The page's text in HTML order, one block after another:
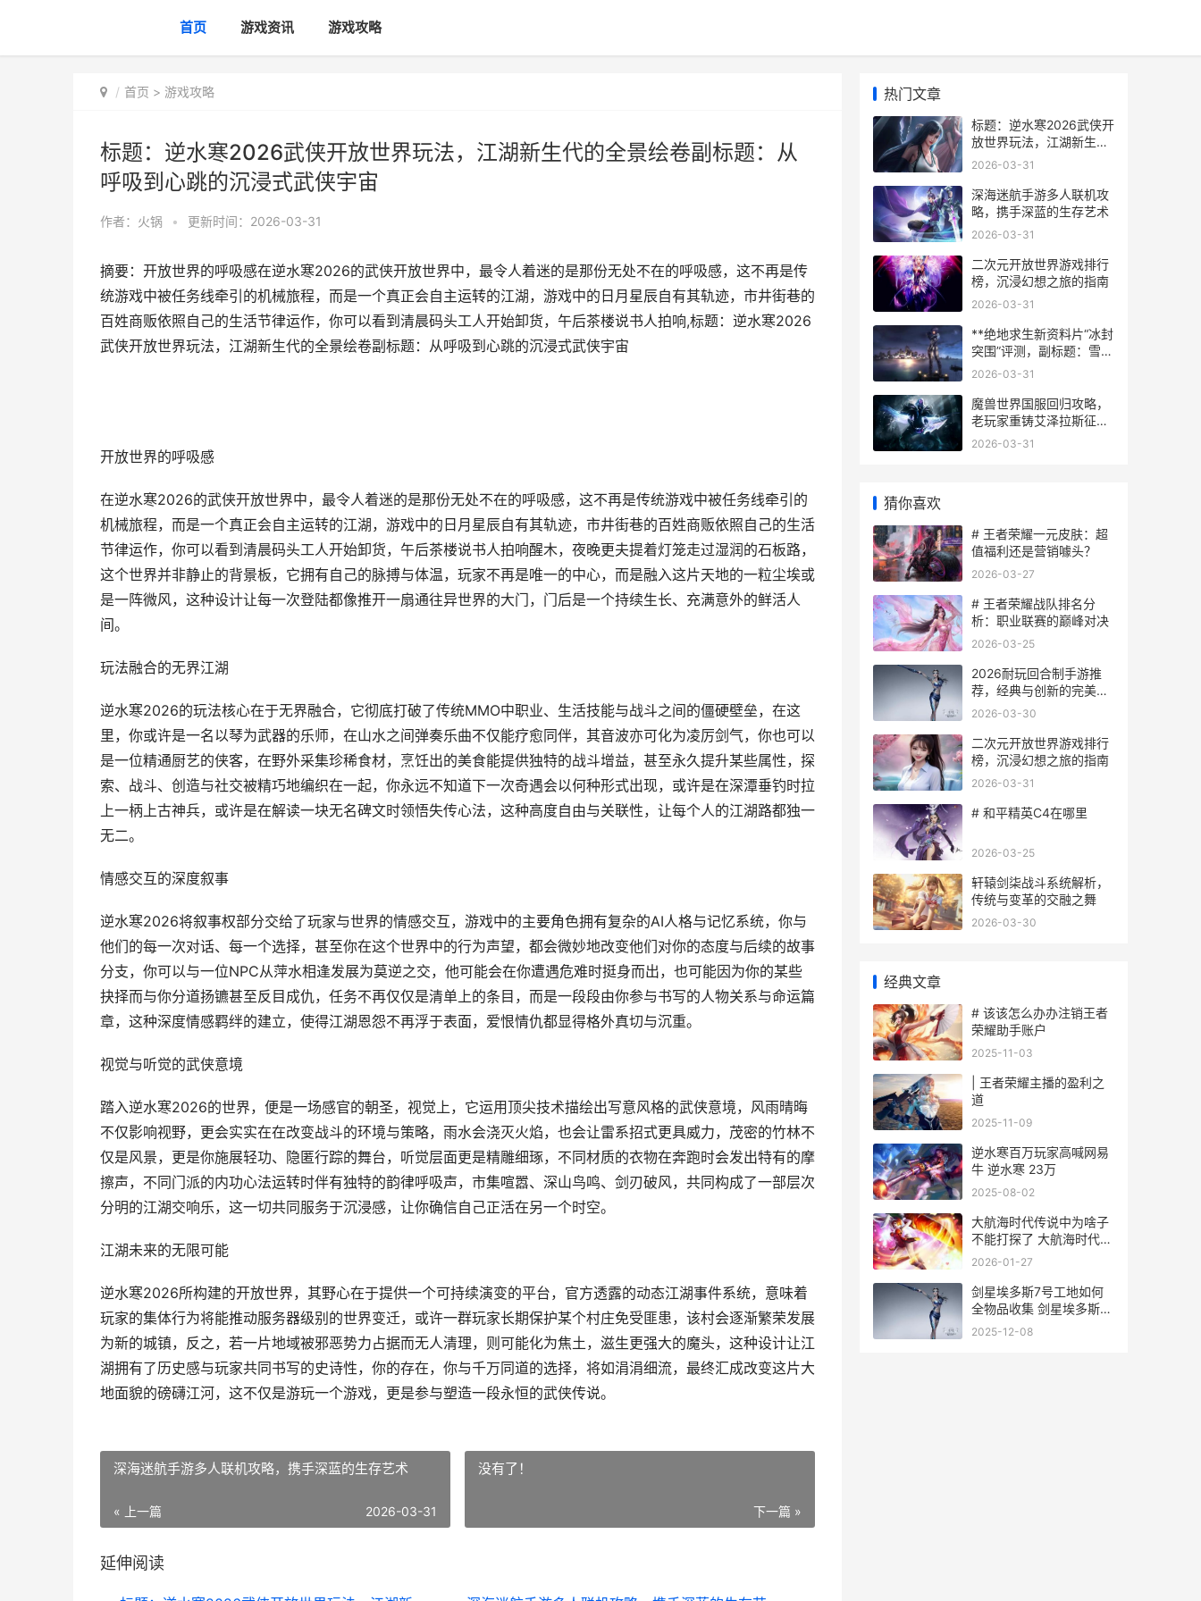
首页 游戏资讯 游戏攻略
首页 > 游戏攻略
标题：逆水寒2026武侠开放世界玩法，江湖新生代的全景绘卷副标题：从
呼吸到心跳的沉浸式武侠宇宙
作者： 火锅 • 更新时间：2026-03-31
摘要：开放世界的呼吸感在逆水寒2026的武侠开放世界中，最令人着迷的是那份无处不在的呼吸感，这不再是传
统游戏中被任务线牵引的机械旅程，而是一个真正会自主运转的江湖，游戏中的日月星辰自有其轨迹，市井街巷的
百姓商贩依照自己的生活节律运作，你可以看到清晨码头工人开始卸货，午后茶楼说书人拍响,标题：逆水寒2026
武侠开放世界玩法，江湖新生代的全景绘卷副标题：从呼吸到心跳的沉浸式武侠宇宙
开放世界的呼吸感
在逆水寒2026的武侠开放世界中，最令人着迷的是那份无处不在的呼吸感，这不再是传统游戏中被任务线牵引的
机械旅程，而是一个真正会自主运转的江湖，游戏中的日月星辰自有其轨迹，市井街巷的百姓商贩依照自己的生活
节律运作，你可以看到清晨码头工人开始卸货，午后茶楼说书人拍响醒木，夜晚更夫提着灯笼走过湿润的石板路，
这个世界并非静止的背景板，它拥有自己的脉搏与体温，玩家不再是唯一的中心，而是融入这片天地的一粒尘埃或
是一阵微风，这种设计让每一次登陆都像推开一扇通往异世界的大门，门后是一个持续生长、充满意外的鲜活人
间。
玩法融合的无界江湖
逆水寒2026的玩法核心在于无界融合，它彻底打破了传统MMO中职业、生活技能与战斗之间的僵硬壁垒，在这
里，你或许是一名以琴为武器的乐师，在山水之间弹奏乐曲不仅能疗愈同伴，其音波亦可化为凌厉剑气，你也可以
是一位精通厨艺的侠客，在野外采集珍稀食材，烹饪出的美食能提供独特的战斗增益，甚至永久提升某些属性，探
索、战斗、创造与社交被精巧地编织在一起，你永远不知道下一次奇遇会以何种形式出现，或许是在深潭垂钓时拉
上一柄上古神兵，或许是在解读一块无名碑文时领悟失传心法，这种高度自由与关联性，让每个人的江湖路都独一
无二。
情感交互的深度叙事
逆水寒2026将叙事权部分交给了玩家与世界的情感交互，游戏中的主要角色拥有复杂的AI人格与记忆系统，你与
他们的每一次对话、每一个选择，甚至你在这个世界中的行为声望，都会微妙地改变他们对你的态度与后续的故事
分支，你可以与一位NPC从萍水相逢发展为莫逆之交，他可能会在你遭遇危难时挺身而出，也可能因为你的某些
抉择而与你分道扬镳甚至反目成仇，任务不再仅仅是清单上的条目，而是一段段由你参与书写的人物关系与命运篇
章，这种深度情感羁绊的建立，使得江湖恩怨不再浮于表面，爱恨情仇都显得格外真切与沉重。
视觉与听觉的武侠意境
踏入逆水寒2026的世界，便是一场感官的朝圣，视觉上，它运用顶尖技术描绘出写意风格的武侠意境，风雨晴晦
不仅影响视野，更会实实在在改变战斗的环境与策略，雨水会浇灭火焰，也会让雷系招式更具威力，茂密的竹林不
仅是风景，更是你施展轻功、隐匿行踪的舞台，听觉层面更是精雕细琢，不同材质的衣物在奔跑时会发出特有的摩
擦声，不同门派的内功心法运转时伴有独特的韵律呼吸声，市集喧嚣、深山鸟鸣、剑刃破风，共同构成了一部层次
分明的江湖交响乐，这一切共同服务于沉浸感，让你确信自己正活在另一个时空。
江湖未来的无限可能
逆水寒2026所构建的开放世界，其野心在于提供一个可持续演变的平台，官方透露的动态江湖事件系统，意味着
玩家的集体行为将能推动服务器级别的世界变迁，或许一群玩家长期保护某个村庄免受匪患，该村会逐渐繁荣发展
为新的城镇，反之，若一片地域被邪恶势力占据而无人清理，则可能化为焦土，滋生更强大的魔头，这种设计让江
湖拥有了历史感与玩家共同书写的史诗性，你的存在，你与千万同道的选择，将如涓涓细流，最终汇成改变这片大
地面貌的磅礴江河，这不仅是游玩一个游戏，更是参与塑造一段永恒的武侠传说。
深海迷航手游多人联机攻略，携手深蓝的生存艺术
« 上一篇 2026-03-31
没有了！
下一篇 »
延伸阅读
热门文章
标题：逆水寒2026武侠开
放世界玩法，江湖新生代
的全景绘卷副标题：从呼
宙
2026-03-31
深海迷航手游多人联机攻
略，携手深蓝的生存艺术
2026-03-31
二次元开放世界游戏排行
榜，沉浸幻想之旅的指南
2026-03-31
**绝地求生新资料片“冰封
突围”评测，副标题：雪原
危机与战术革命**
2026-03-31
魔兽世界国服回归攻略，
老玩家重铸艾泽拉斯征程
指南
2026-03-31
猜你喜欢
# 王者荣耀一元皮肤：超
值福利还是营销噱头？
2026-03-27
# 王者荣耀战队排名分
析：职业联赛的巅峰对决
2026-03-25
2026耐玩回合制手游推
荐，经典与创新的完美融
合
2026-03-30
二次元开放世界游戏排行
榜，沉浸幻想之旅的指南
2026-03-31
# 和平精英C4在哪里
2026-03-25
轩辕剑柒战斗系统解析，
传统与变革的交融之舞
2026-03-30
经典文章
# 该该怎么办办注销王者
荣耀助手账户
2025-11-03
| 王者荣耀主播的盈利之
道
2025-11-09
逆水寒百万玩家高喊网易
牛 逆水寒 23万
2025-08-02
大航海时代传说中为啥子
不能打探了 大航海时代传
说辅助挂机软件
2026-01-27
剑星埃多斯7号工地如何
全物品收集 剑星埃多斯7
号密码箱
2025-12-08